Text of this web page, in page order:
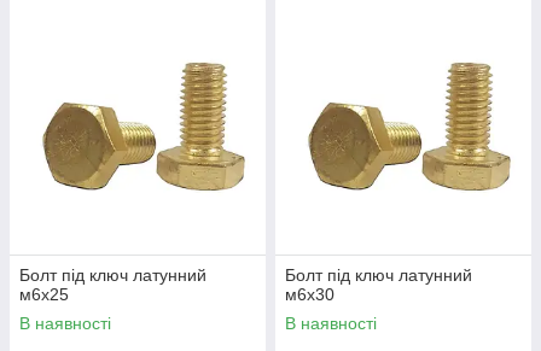
Болт під ключ латунний
м6х25
В наявності
Болт під ключ латунний
м6х30
В наявності